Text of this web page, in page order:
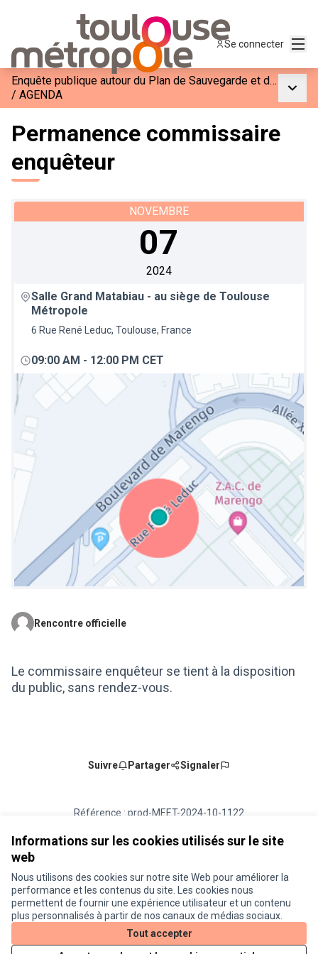
Informations sur les cookies utilisés sur le site
web
Nous utilisons des cookies sur notre site Web pour améliorer la
performance et les contenus du site. Les cookies nous
permettent de fournir une expérience utilisateur et un contenu
plus personnalisés à partir de nos canaux de médias sociaux.
Tout accepter
Se connecter
Enquête publique autour du Plan de Sauvegarde et de Mise en Valeur du Site Patrimonial Remarquable
/ AGENDA
Permanence commissaire
enquêteur
NOVEMBRE
07
2024
Salle Grand Matabiau - au siège de Toulouse
Métropole
6 Rue René Leduc, Toulouse, France
09:00 AM - 12:00 PM CET
(Lien externe)
Rencontre officielle
Le commissaire enquêteur se tient à la disposition
du public, sans rendez-vous.
Suivre Partager Signaler
Référence : prod-MEET-2024-10-1122
Ajouter au calendrier
Conditions d'utilisation
Paramètres des cookies
Je participe ! sur X
(Lien externe)
Je participe ! sur Facebook
Je participe ! sur Instagram